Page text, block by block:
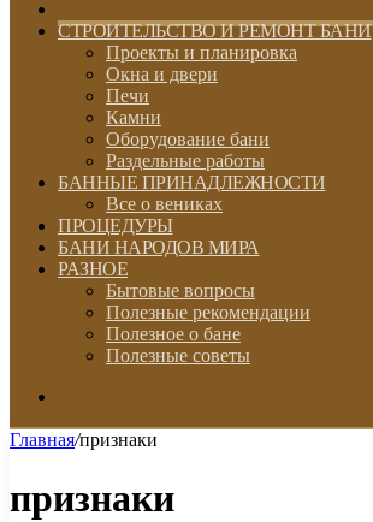
СТРОИТЕЛЬСТВО И РЕМОНТ БАНИ
Проекты и планировка
Окна и двери
Печи
Камни
Оборудование бани
Раздельные работы
БАННЫЕ ПРИНАДЛЕЖНОСТИ
Все о вениках
ПРОЦЕДУРЫ
БАНИ НАРОДОВ МИРА
РАЗНОЕ
Бытовые вопросы
Полезные рекомендации
Полезное о бане
Полезные советы
Главная/признаки
признаки